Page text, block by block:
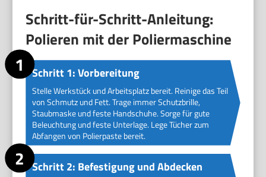
Schritt-für-Schritt-Anleitung:
Polieren mit der Poliermaschine
Schritt 1: Vorbereitung
Stelle Werkstück und Arbeitsplatz bereit. Reinige das Teil
von Schmutz und Fett. Trage immer Schutzbrille,
Staubmaske und feste Handschuhe. Sorge für gute
Beleuchtung und feste Unterlage. Lege Tücher zum
Abfangen von Polierpaste bereit.
Schritt 2: Befestigung und Abdecken